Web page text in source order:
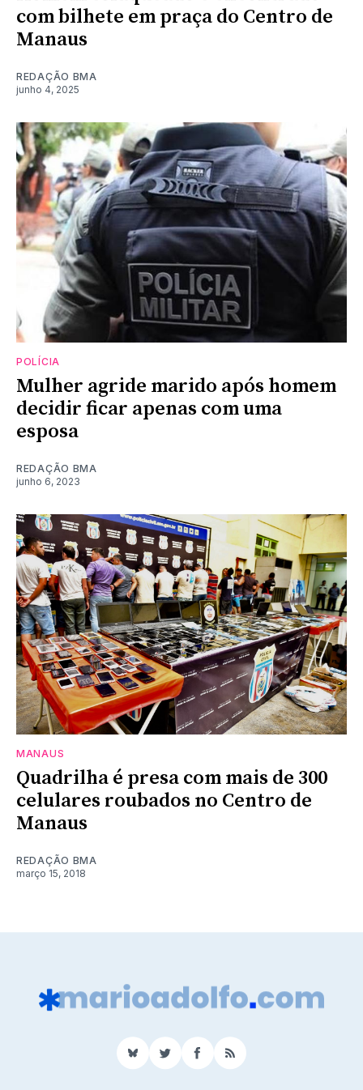
com bilhete em praça do Centro de
Manaus
REDAÇÃO BMA
junho 4, 2025
POLÍCIA
Mulher agride marido após homem
decidir ficar apenas com uma
esposa
REDAÇÃO BMA
junho 6, 2023
MANAUS
Quadrilha é presa com mais de 300
celulares roubados no Centro de
Manaus
REDAÇÃO BMA
março 15, 2018
BlueSkyTwitterFacebook
RSS